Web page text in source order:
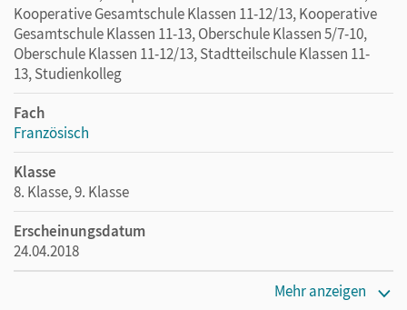
Kooperative Gesamtschule Klassen 11-12/13, Kooperative
Gesamtschule Klassen 11-13, Oberschule Klassen 5/7-10,
Oberschule Klassen 11-12/13, Stadtteilschule Klassen 11-
13, Studienkolleg
Fach
Französisch
Klasse
8. Klasse, 9. Klasse
Erscheinungsdatum
24.04.2018
Mehr anzeigen